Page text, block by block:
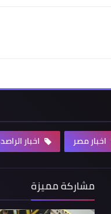
اخبار مصر اخبار الراصد24
مشاركة مميزة